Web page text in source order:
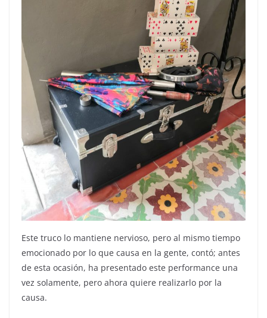
Este truco lo mantiene nervioso, pero al mismo tiempo
emocionado por lo que causa en la gente, contó; antes
de esta ocasión, ha presentado este performance una
vez solamente, pero ahora quiere realizarlo por la
causa.